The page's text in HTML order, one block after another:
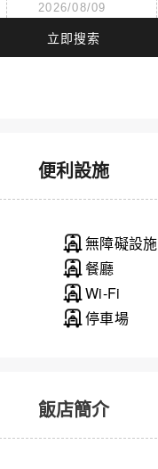
2026/08/09
立即搜索
便利設施
無障礙設施
餐廳
Wi-Fi
停車場
飯店簡介